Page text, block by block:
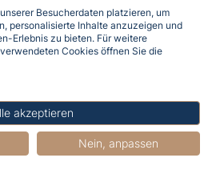
16.2°C
km/h aus Süd
73%
Besucherdaten platzieren, um
personalisierte Inhalte anzuzeigen und
Erlebnis zu bieten. Für weitere
Cookies öffnen Sie die
akzeptieren
Nein, anpassen